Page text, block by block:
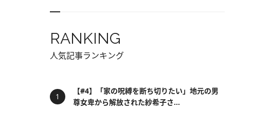
RANKING
人気記事ランキング
【#4】「家の呪縛を断ち切りたい」地元の男
尊女卑から解放された紗希子さ...